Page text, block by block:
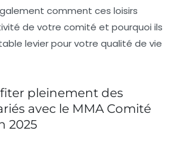
comment ces loisirs
de votre comité et pourquoi ils
levier pour votre qualité de vie
pleinement des
avec le MMA Comité
2025